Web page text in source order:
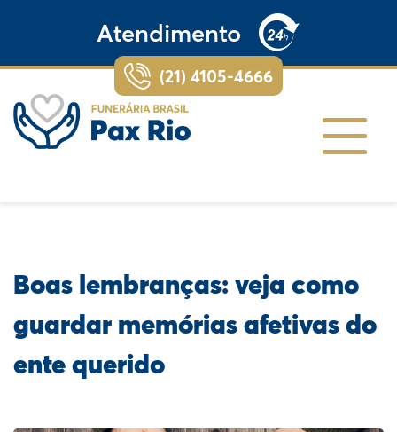
Atendimento
(21) 4105-4666
Boas lembranças: veja como
guardar memórias afetivas do
ente querido